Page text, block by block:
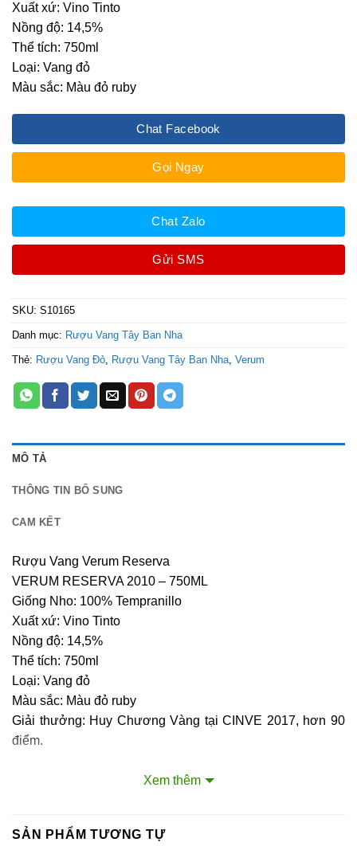
Xuất xứ: Vino Tinto
Nồng độ: 14,5%
Thể tích: 750ml
Loại: Vang đỏ
Màu sắc: Màu đỏ ruby
Chat Facebook
Gọi Ngay
Chat Zalo
Gửi SMS
SKU: S10165
Danh mục: Rượu Vang Tây Ban Nha
Thẻ: Rượu Vang Đỏ, Rượu Vang Tây Ban Nha, Verum
MÔ TẢ
THÔNG TIN BỔ SUNG
CAM KẾT
Rượu Vang Verum Reserva
VERUM RESERVA 2010 – 750ML
Giống Nho: 100% Tempranillo
Xuất xứ: Vino Tinto
Nồng độ: 14,5%
Thể tích: 750ml
Loại: Vang đỏ
Màu sắc: Màu đỏ ruby
Giải thưởng: Huy Chương Vàng tại CINVE 2017, hơn 90
điểm.
Verum Reserva 2010 đặc trưng với những bó hoa mãnh
nhăn cay ca cao, thuốc lá, cà phê, trái cây đen, hạt tiêu
Xem thêm
SẢN PHẨM TƯƠNG TỰ